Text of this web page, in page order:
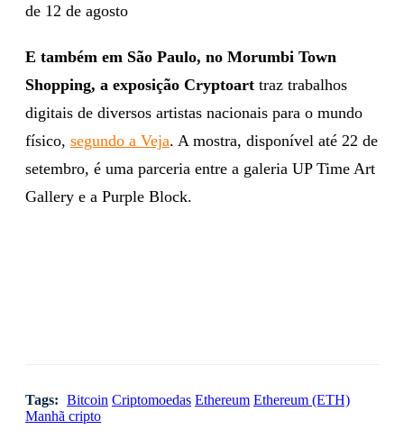
de 12 de agosto
E também em São Paulo, no Morumbi Town
Shopping, a exposição Cryptoart traz trabalhos
digitais de diversos artistas nacionais para o mundo
físico, segundo a Veja. A mostra, disponível até 22 de
setembro, é uma parceria entre a galeria UP Time Art
Gallery e a Purple Block.
Tags: Bitcoin Criptomoedas Ethereum Ethereum (ETH)
Manhã cripto